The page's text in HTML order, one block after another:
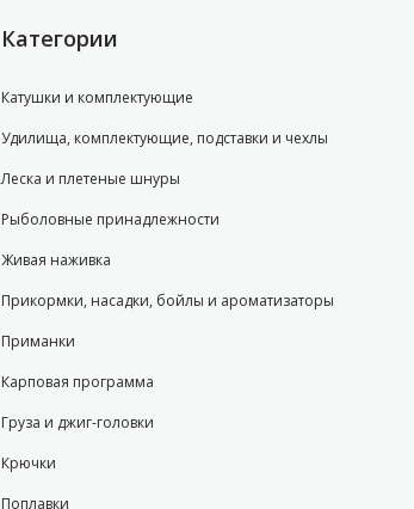
Категории
Катушки и комплектующие
Удилища, комплектующие, подставки и чехлы
Леска и плетеные шнуры
Рыболовные принадлежности
Живая наживка
Прикормки, насадки, бойлы и ароматизаторы
Приманки
Карповая программа
Груза и джиг-головки
Крючки
Поплавки